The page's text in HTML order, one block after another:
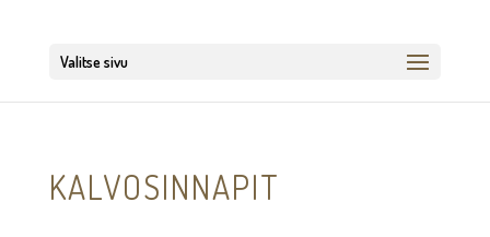
Valitse sivu
KALVOSINNAPIT